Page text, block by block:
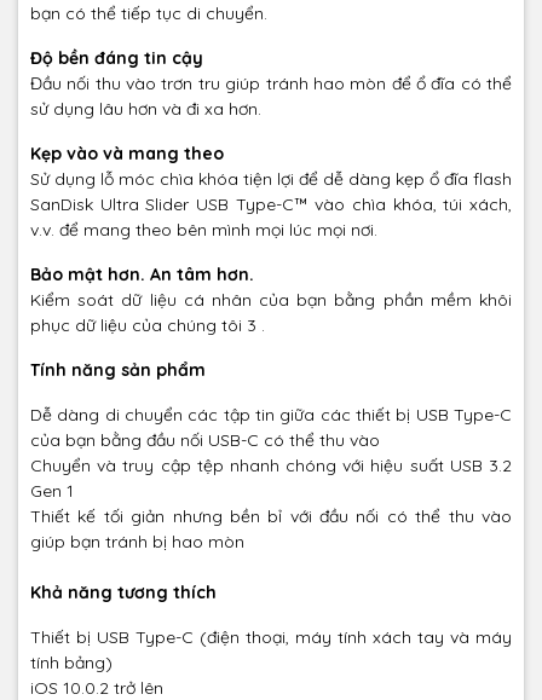
bạn có thể tiếp tục di chuyển.
Độ bền đáng tin cậy
Đầu nối thu vào trơn tru giúp tránh hao mòn để ổ đĩa có thể
sử dụng lâu hơn và đi xa hơn.
Kẹp vào và mang theo
Sử dụng lỗ móc chìa khóa tiện lợi để dễ dàng kẹp ổ đĩa flash
SanDisk Ultra Slider USB Type-C™ vào chìa khóa, túi xách,
v.v. để mang theo bên mình mọi lúc mọi nơi.
Bảo mật hơn. An tâm hơn.
Kiểm soát dữ liệu cá nhân của bạn bằng phần mềm khôi
phục dữ liệu của chúng tôi 3 .
Tính năng sản phẩm
Dễ dàng di chuyển các tập tin giữa các thiết bị USB Type-C
của bạn bằng đầu nối USB-C có thể thu vào
Chuyển và truy cập tệp nhanh chóng với hiệu suất USB 3.2
Gen 1
Thiết kế tối giản nhưng bền bỉ với đầu nối có thể thu vào
giúp bạn tránh bị hao mòn
Khả năng tương thích
Thiết bị USB Type-C (điện thoại, máy tính xách tay và máy
tính bảng)
iOS 10.0.2 trở lên